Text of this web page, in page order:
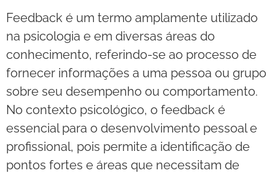
Feedback é um termo amplamente utilizado
na psicologia e em diversas áreas do
conhecimento, referindo-se ao processo de
fornecer informações a uma pessoa ou grupo
sobre seu desempenho ou comportamento.
No contexto psicológico, o feedback é
essencial para o desenvolvimento pessoal e
profissional, pois permite a identificação de
pontos fortes e áreas que necessitam de